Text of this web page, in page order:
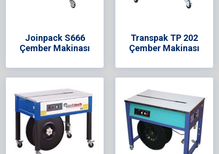
Joinpack S666
Çember Makinası
Transpak TP 202
Çember Makinası